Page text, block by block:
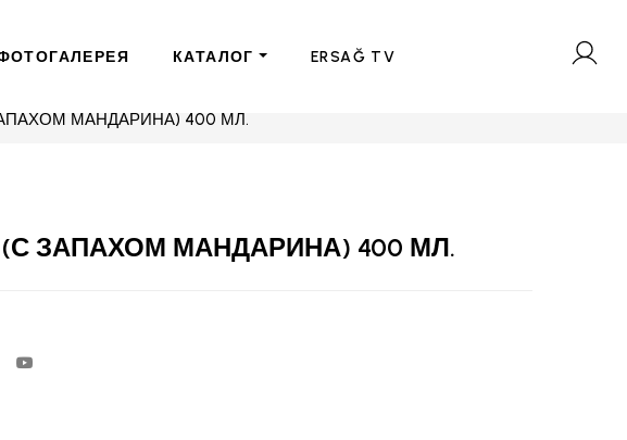
КАТАЛОГ ERSAĞ TV
МАНДАРИНА) 400 МЛ.
ЗАПАХОМ МАНДАРИНА) 400 МЛ.